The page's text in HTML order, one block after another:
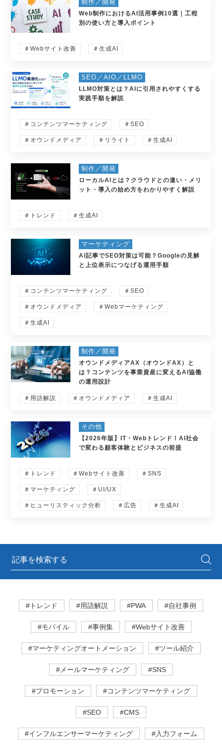
制作／開発
Web制作におけるAI活用事例10選｜工程
別の使い方と導入ポイント
＃Webサイト改善 ＃生成AI
SEO／AIO／LLMO
LLMO対策とは？AIに引用されやすくする
実践手順を解説
＃コンテンツマーケティング ＃SEO
＃オウンドメディア ＃リライト ＃生成AI
制作／開発
ローカルAIとは？クラウドとの違い・メリ
ット・導入の始め方をわかりやすく解説
＃トレンド ＃生成AI
マーケティング
AI記事でSEO対策は可能？Googleの見解
と上位表示につなげる運用手順
＃コンテンツマーケティング ＃SEO
＃オウンドメディア ＃Webマーケティング
＃生成AI
制作／開発
オウンドメディアAX（オウンドAX）と
は？コンテンツを事業資産に変えるAI協働
の運用設計
＃用語解説 ＃オウンドメディア ＃生成AI
その他
【2026年版】IT・Webトレンド！AI社会
で変わる顧客体験とビジネスの前提
＃トレンド ＃Webサイト改善 ＃SNS
＃マーケティング ＃UI/UX
＃ヒューリスティック分析 ＃広告 ＃生成AI
#トレンド #用語解説 #PWA #自社事例
#モバイル #事例集 #Webサイト改善
#マーケティングオートメーション #ツール紹介
#メールマーケティング #SNS
#プロモーション #コンテンツマーケティング
#SEO #CMS
#インフルエンサーマーケティング #入力フォーム